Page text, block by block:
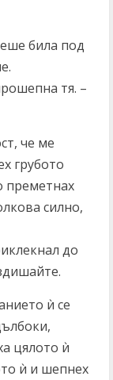
била под
тя. –
че ме
грубото
преметнах
силно,
до
ѝ се
цялото ѝ
ѝ и шепнех